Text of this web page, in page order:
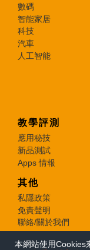
數碼
智能家居
科技
汽車
人工智能
教學評測
應用秘技
新品測試
Apps 情報
其他
私隱政策
免責聲明
聯絡/關於我們
© 2026 e-zone.
本網站使用Cookies